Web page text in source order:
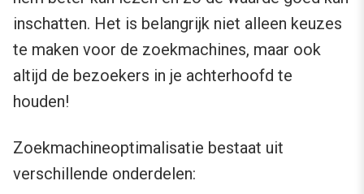
inschatten. Het is belangrijk niet alleen keuzes
te maken voor de zoekmachines, maar ook
altijd de bezoekers in je achterhoofd te
houden!
Zoekmachineoptimalisatie bestaat uit
verschillende onderdelen: